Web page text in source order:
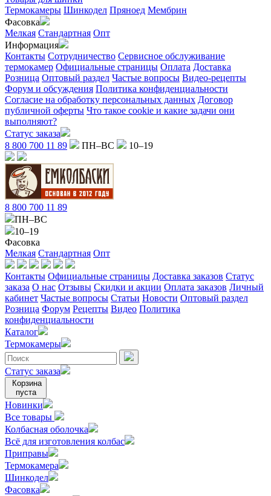
Термокамеры Шинкодел Пряноед Мембрин
Фасовка
Мелкая Стандартная Опт
Информация
Контакты Сотрудничество Сервисное обслуживание
термокамер Официальные страницы Оплата Доставка
Розница Оптовый раздел Частые вопросы Видео-рецепты
Форум и обсуждения Политика конфиденциальности
Согласие на обработку персональных данных Договор
публичной оферты Что такое cookie и какие задачи они
выполняют?
Статус заказа
8 800 700 11 89
ПН–ВС 10–19
8 800 700 11 89
ПН–ВС
10–19
Фасовка
Мелкая Стандартная Опт
Контакты Официальные страницы Доставка заказов Статус
заказа О нас Отзывы Скидки и акции Оплата заказов Личный
кабинет Частые вопросы Статьи Новости Оптовый раздел
Розница Форум Рецепты Видео Политика
конфиденциальности
Каталог
Термокамеры
Статус заказа
Корзина
пуста
Новинки
Все товары
Колбасная оболочка
Всё для изготовления колбас
Приправы
Термокамера
Шинкодел
Фасовка